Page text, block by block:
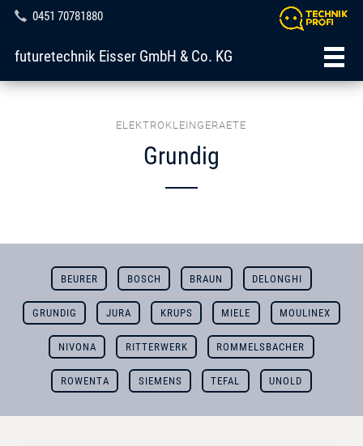
0451 70781880
futuretechnik Eisser GmbH & Co. KG
ELEKTROKLEINGERAETE
Grundig
BEURER BOSCH BRAUN DELONGHI
GRUNDIG JURA KRUPS MIELE MOULINEX
NIVONA RITTERWERK ROMMELSBACHER
ROWENTA SIEMENS TEFAL UNOLD